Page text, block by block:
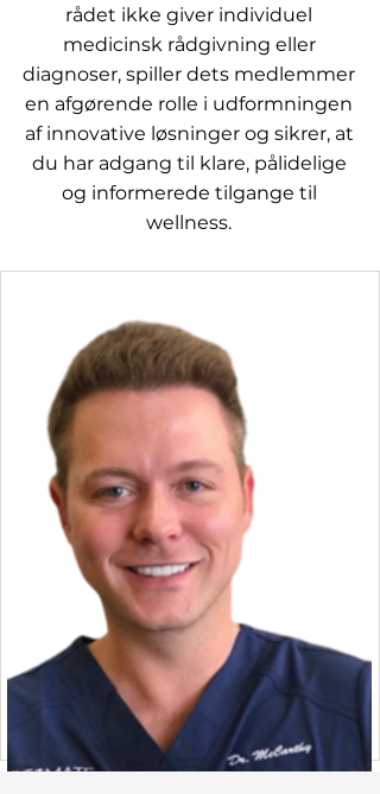
rådet ikke giver individuel
medicinsk rådgivning eller
diagnoser, spiller dets medlemmer
en afgørende rolle i udformningen
af innovative løsninger og sikrer, at
du har adgang til klare, pålidelige
og informerede tilgange til
wellness.